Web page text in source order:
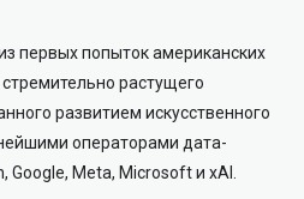
первых попыток американских
растущего
развитием искусственного
операторами дата-
Google, Meta, Microsoft и xAI.